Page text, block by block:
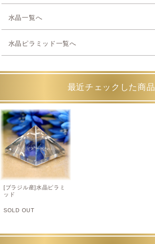
水晶一覧へ
水晶ピラミッド一覧へ
最近チェックした商品
[ブラジル産]水晶ピラミ
ッド
SOLD OUT